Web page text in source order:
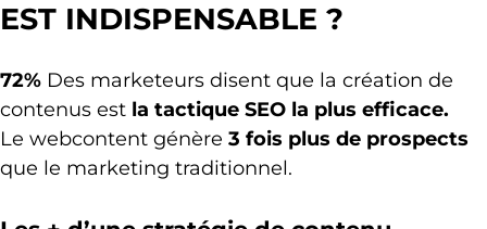
EST INDISPENSABLE ?
72% Des marketeurs disent que la création de
contenus est la tactique SEO la plus efficace.
Le webcontent génère 3 fois plus de prospects
que le marketing traditionnel.